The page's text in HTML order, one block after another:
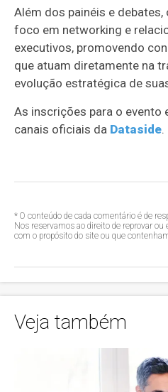
Além dos painéis e
foco em networking e
executivos, promovendo
que atuam diretamente na
evolução estratégica de
As inscrições para o evento
canais oficiais da Dataside.
* O conteúdo de cada comentário é de
Nos reservamos ao direito de reprovar
com o propósito do site ou que
Veja também